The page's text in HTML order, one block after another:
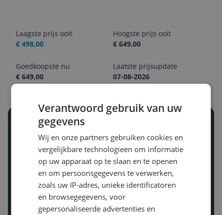
Laagste prijs ooit
€ 498,00
Hoogste prijs ooit
€ 649,00
Goedkoopste nu
€ 649,00
Laatste prijsupdate
07-08-2026
Stel een alert in en mis geen prijsdaling
Krijg een seintje zodra de prijs zakt
Jouw e-mailadres
Gewenste daling of bedrag
-15%
Verantwoord gebruik van uw
gegevens
Wij en onze partners gebruiken cookies en
vergelijkbare technologieën om informatie
op uw apparaat op te slaan en te openen
en om persoonsgegevens te verwerken,
zoals uw IP-adres, unieke identificatoren
en browsegegevens, voor
gepersonaliseerde advertenties en